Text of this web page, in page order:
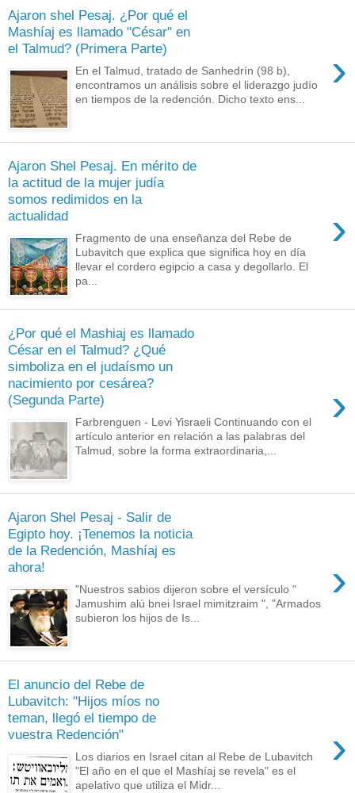
Ajaron shel Pesaj. ¿Por qué el
Mashíaj es llamado "César" en
el Talmud? (Primera Parte)
›
En el Talmud, tratado de Sanhedrín (98 b),
encontramos un análisis sobre el liderazgo judío
en tiempos de la redención. Dicho texto ens...
Ajaron Shel Pesaj. En mérito de
la actitud de la mujer judía
somos redimidos en la
actualidad
›
Fragmento de una enseñanza del Rebe de
Lubavitch que explica que significa hoy en día
llevar el cordero egipcio a casa y degollarlo. El
pa...
¿Por qué el Mashiaj es llamado
César en el Talmud? ¿Qué
simboliza en el judaísmo un
nacimiento por cesárea?
(Segunda Parte)
›
Farbrenguen - Levi Yisraeli Continuando con el
artículo anterior en relación a las palabras del
Talmud, sobre la forma extraordinaria,...
Ajaron Shel Pesaj - Salir de
Egipto hoy. ¡Tenemos la noticia
de la Redención, Mashíaj es
ahora!
›
"Nuestros sabios dijeron sobre el versículo "
Jamushim alú bnei Israel mimitzraim ", "Armados
subieron los hijos de Is...
El anuncio del Rebe de
Lubavitch: "Hijos míos no
teman, llegó el tiempo de
vuestra Redención"
›
Los diarios en Israel citan al Rebe de Lubavitch
"El año en el que el Mashíaj se revela" es el
apelativo que utiliza el Midr...